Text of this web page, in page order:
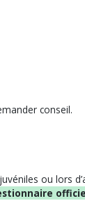
conseil.
ou lors